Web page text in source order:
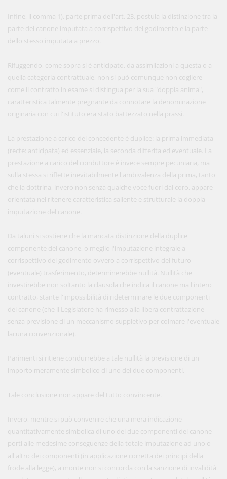
Infine, il comma 1), parte prima dell'art. 23, postula la distinzione tra la
parte del canone imputata a corrispettivo del godimento e la parte
dello stesso imputata a prezzo.
Rifuggendo, come sopra si è anticipato, da assimilazioni a questa o a
quella categoria contrattuale, non si può comunque non cogliere
come il contratto in esame si distingua per la sua "doppia anima",
caratteristica talmente pregnante da connotare la denominazione
originaria con cui l'istituto era stato battezzato nella prassi.
La prestazione a carico del concedente è duplice: la prima immediata
(recte: anticipata) ed essenziale, la seconda differita ed eventuale. La
prestazione a carico del conduttore è invece sempre pecuniaria, ma
sulla stessa si riflette inevitabilmente l'ambivalenza della prima, tanto
che la dottrina, invero non senza qualche voce fuori dal coro, appare
orientata nel ritenere caratteristica saliente e strutturale la doppia
imputazione del canone.
Da taluni si sostiene che la mancata distinzione della duplice
componente del canone, o meglio l'imputazione integrale a
corrispettivo del godimento ovvero a corrispettivo del futuro
(eventuale) trasferimento, determinerebbe nullità. Nullità che
investirebbe non soltanto la clausola che indica il canone ma l'intero
contratto, stante l'impossibilità di rideterminare le due componenti
del canone (che il Legislatore ha rimesso alla libera contrattazione
senza previsione di un meccanismo suppletivo per colmare l'eventuale
lacuna convenzionale).
Parimenti si ritiene condurrebbe a tale nullità la previsione di un
importo meramente simbolico di uno dei due componenti.
Tale conclusione non appare del tutto convincente.
Invero, mentre si può convenire che una mera indicazione
quantitativamente simbolica di uno dei due componenti del canone
porti alle medesime conseguenze della totale imputazione ad uno o
all'altro dei componenti (in applicazione corretta dei principi della
frode alla legge), a monte non si concorda con la sanzione di invalidità